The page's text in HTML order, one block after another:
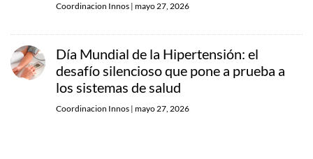
Coordinacion Innos | mayo 27, 2026
Día Mundial de la Hipertensión: el
desafío silencioso que pone a prueba a
los sistemas de salud
Coordinacion Innos | mayo 27, 2026